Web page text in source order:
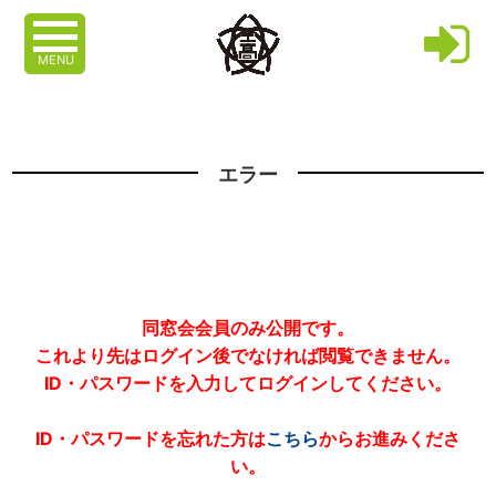
MENU
エラー
同窓会会員のみ公開です。
これより先はログイン後でなければ閲覧できません。
ID・パスワードを入力してログインしてください。
ID・パスワードを忘れた方はこちらからお進みくださ
い。